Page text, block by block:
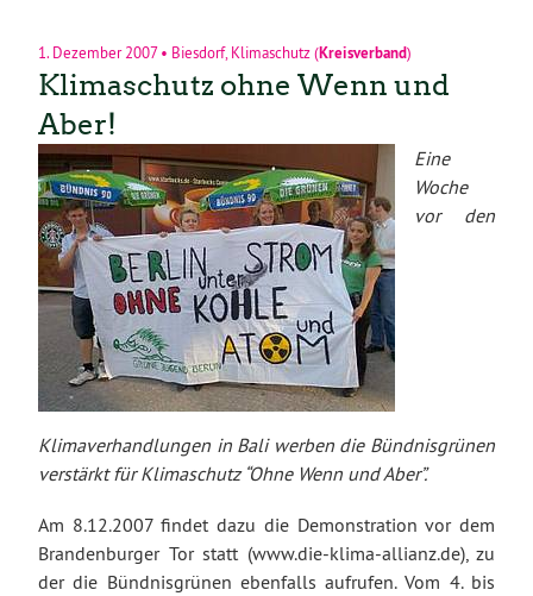
1. Dezember 2007• Biesdorf, Klimaschutz(Kreisverband)
Klimaschutz ohne Wenn und
Aber!
Eine
Woche
vor den
Klimaverhandlungen in Bali werben die Bündnisgrünen
verstärkt für Klimaschutz “Ohne Wenn und Aber”.
Am 8.12.2007 findet dazu die Demonstration vor dem
Brandenburger Tor statt (www.die-klima-allianz.de), zu
der die Bündnisgrünen ebenfalls aufrufen. Vom 4. bis